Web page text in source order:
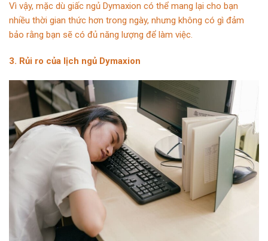
Vì vậy, mặc dù giấc ngủ Dymaxion có thể mang lại cho bạn
nhiều thời gian thức hơn trong ngày, nhưng không có gì đảm
bảo rằng bạn sẽ có đủ năng lượng để làm việc.
3. Rủi ro của lịch ngủ Dymaxion